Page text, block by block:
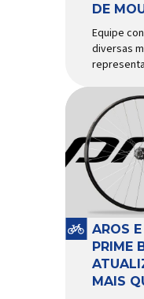
DE
Equipe
diversas
Finish
e Zéfal
ser
Squadra
Brasileiro
2026,
dos
23 e 26
AROS
PRIME
MAIS